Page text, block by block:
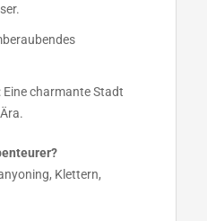
: Eine charmante Stadt
Klettern,